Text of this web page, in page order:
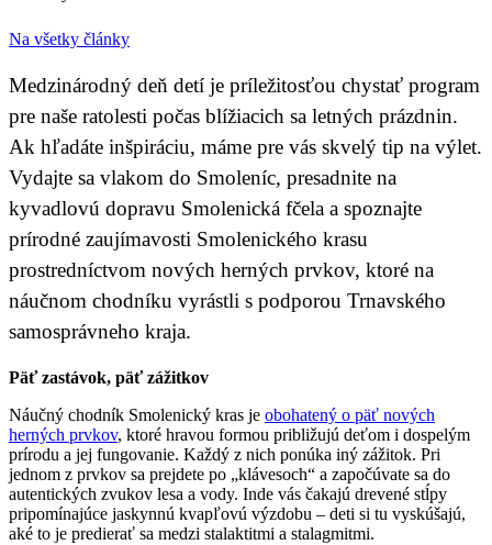
Na všetky články
Medzinárodný deň detí je príležitosťou chystať program
pre naše ratolesti počas blížiacich sa letných prázdnin.
Ak hľadáte inšpiráciu, máme pre vás skvelý tip na výlet.
Vydajte sa vlakom do Smoleníc, presadnite na
kyvadlovú dopravu Smolenická fčela a spoznajte
prírodné zaujímavosti Smolenického krasu
prostredníctvom nových herných prvkov, ktoré na
náučnom chodníku vyrástli s podporou Trnavského
samosprávneho kraja.
Päť zastávok, päť zážitkov
Náučný chodník Smolenický kras je obohatený o päť nových
herných prvkov, ktoré hravou formou približujú deťom i dospelým
prírodu a jej fungovanie. Každý z nich ponúka iný zážitok. Pri
jednom z prvkov sa prejdete po „klávesoch“ a započúvate sa do
autentických zvukov lesa a vody. Inde vás čakajú drevené stĺpy
pripomínajúce jaskynnú kvapľovú výzdobu – deti si tu vyskúšajú,
aké to je predierať sa medzi stalaktitmi a stalagmitmi.